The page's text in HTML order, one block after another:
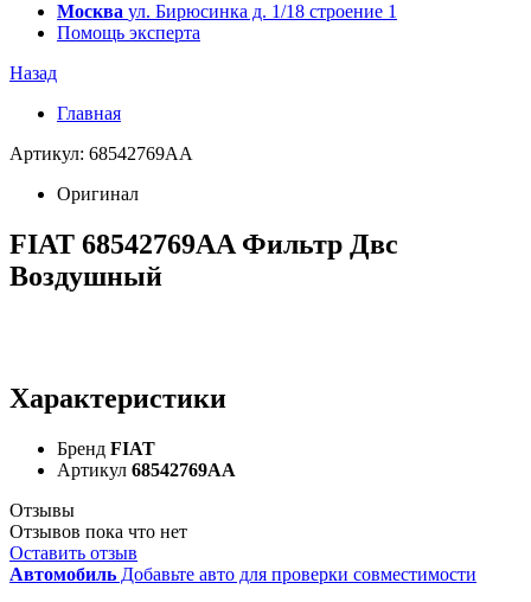
Москва ул. Бирюсинка д. 1/18 строение 1
Помощь эксперта
Назад
Главная
Артикул: 68542769AA
Оригинал
FIAT 68542769AA Фильтр Двс
Воздушный
Характеристики
Бренд FIAT
Артикул 68542769AA
Отзывы
Отзывов пока что нет
Оставить отзыв
Автомобиль Добавьте авто для проверки совместимости